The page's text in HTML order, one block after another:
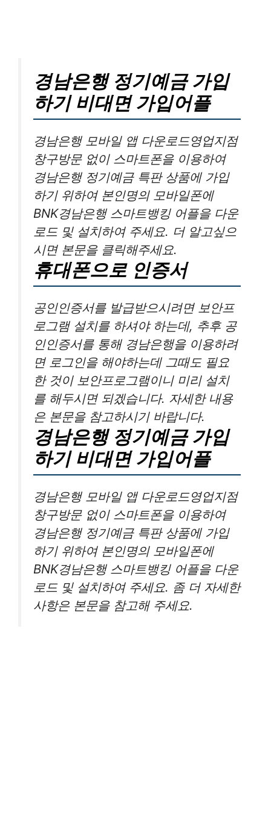
경남은행 정기예금 가입
하기 비대면 가입어플
경남은행 모바일 앱 다운로드영업지점
창구방문 없이 스마트폰을 이용하여
경남은행 정기예금 특판 상품에 가입
하기 위하여 본인명의 모바일폰에
BNK경남은행 스마트뱅킹 어플을 다운
로드 및 설치하여 주세요. 더 알고싶으
시면 본문을 클릭해주세요.
휴대폰으로 인증서
공인인증서를 발급받으시려면 보안프
로그램 설치를 하셔야 하는데, 추후 공
인인증서를 통해 경남은행을 이용하려
면 로그인을 해야하는데 그때도 필요
한 것이 보안프로그램이니 미리 설치
를 해두시면 되겠습니다. 자세한 내용
은 본문을 참고하시기 바랍니다.
경남은행 정기예금 가입
하기 비대면 가입어플
경남은행 모바일 앱 다운로드영업지점
창구방문 없이 스마트폰을 이용하여
경남은행 정기예금 특판 상품에 가입
하기 위하여 본인명의 모바일폰에
BNK경남은행 스마트뱅킹 어플을 다운
로드 및 설치하여 주세요. 좀 더 자세한
사항은 본문을 참고해 주세요.